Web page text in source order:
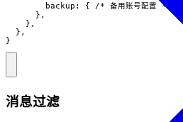
        backup: { /* 备用账号配置 */ },
      },
    },
  },
}
消息过滤